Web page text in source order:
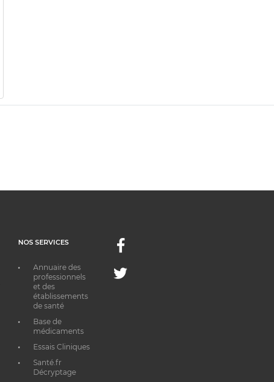
NOS SERVICES
Annuaire des
professionnels
et des
établissements
de santé
Base de
médicaments
Essais Cliniques
Santé.fr
Décryptage
Facebook
Twitter